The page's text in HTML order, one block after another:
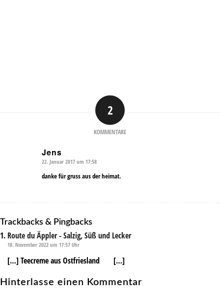
2
KOMMENTARE
Jens
sagte:
22. Januar 2017 um 17:58
danke für gruss aus der heimat.
Trackbacks & Pingbacks
Route du Äppler - Salzig, Süß und Lecker
18. November 2022 um 17:57 Uhr
[…] Teecreme aus Ostfriesland […]
Hinterlasse einen Kommentar